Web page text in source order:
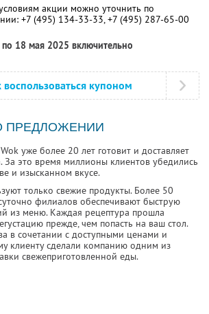
акции можно уточнить по
+7 (495) 134-33-33, +7 (495) 287-65-00
18 мая 2025 включительно
воспользоваться купоном
ПРЕДЛОЖЕНИИ
уже более 20 лет готовит и доставляет
За это время миллионы клиентов убедились
и изысканном вкусе.
только свежие продукты. Более 50
филиалов обеспечивают быструю
из меню. Каждая рецептура прошла
прежде, чем попасть на ваш стол.
в сочетании с доступными ценами и
клиенту сделали компанию одним из
свежеприготовленной еды.